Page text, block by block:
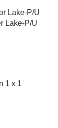
Lake-P/U
Lake-P/U
1 x 1